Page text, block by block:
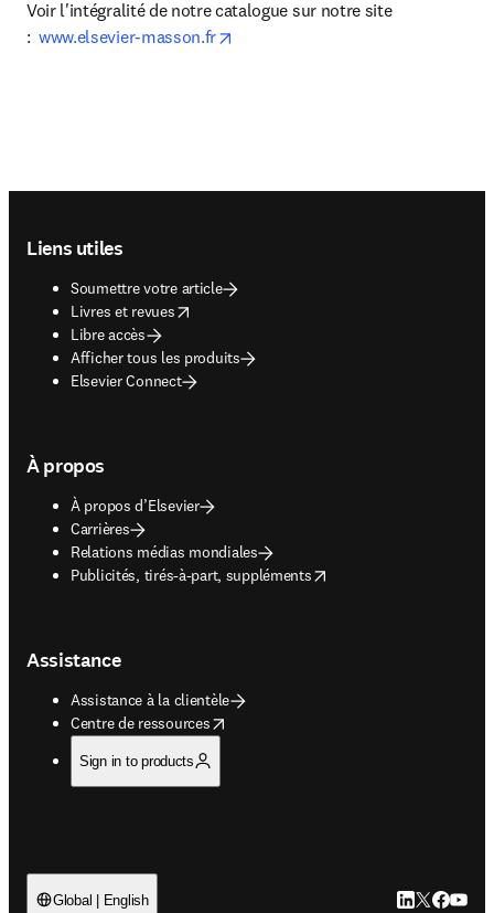
Voir l'intégralité de notre catalogue sur notre site
: www.elsevier-masson.fr
Liens utiles
Soumettre votre article
Livres et revues
opens in new tab/window
Libre accès
Afficher tous les produits
Elsevier Connect
À propos
À propos d’Elsevier
Carrières
Relations médias mondiales
Publicités, tirés-à-part, suppléments
opens in new tab/window
Assistance
Assistance à la clientèle
Centre de ressources
opens in new tab/window
Sign in to products
Global | English LinkedIn
Twitter